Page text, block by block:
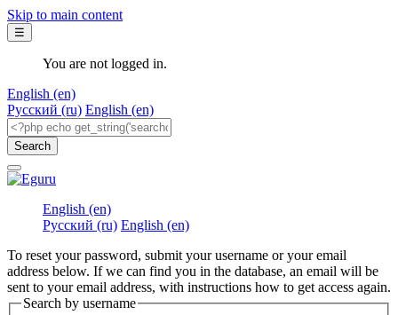
Skip to main content
☰
You are not logged in.
English ‎(en)‎
Русский ‎(ru)‎ English ‎(en)‎
English ‎(en)‎
Русский ‎(ru)‎ English ‎(en)‎
To reset your password, submit your username or your email
address below. If we can find you in the database, an email will be
sent to your email address, with instructions how to get access again.
Search by username